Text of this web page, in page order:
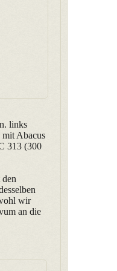
links
mit Abacus
313 (300
wir
an die